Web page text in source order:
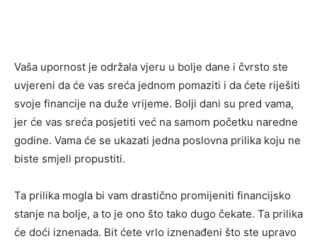
Vaša upornost je održala vjeru u bolje dane i čvrsto ste
uvjereni da će vas sreća jednom pomaziti i da ćete riješiti
svoje financije na duže vrijeme. Bolji dani su pred vama,
jer će vas sreća posjetiti već na samom početku naredne
godine. Vama će se ukazati jedna poslovna prilika koju ne
biste smjeli propustiti.
Ta prilika mogla bi vam drastično promijeniti financijsko
stanje na bolje, a to je ono što tako dugo čekate. Ta prilika
će doći iznenada. Bit ćete vrlo iznenađeni što ste upravo